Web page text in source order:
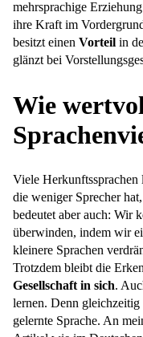
mehrsprachige
ihre Kraft im
besitzt einen Vorteil in
glänzt bei
Wie
Viele Herkunftssprachen
die weniger Sprecher
bedeutet aber auch: Wir
überwinden, indem wir
kleinere Sprachen
Trotzdem bleibt die
Gesellschaft in sich.
lernen. Denn gleichzeitig
gelernte Sprache. An